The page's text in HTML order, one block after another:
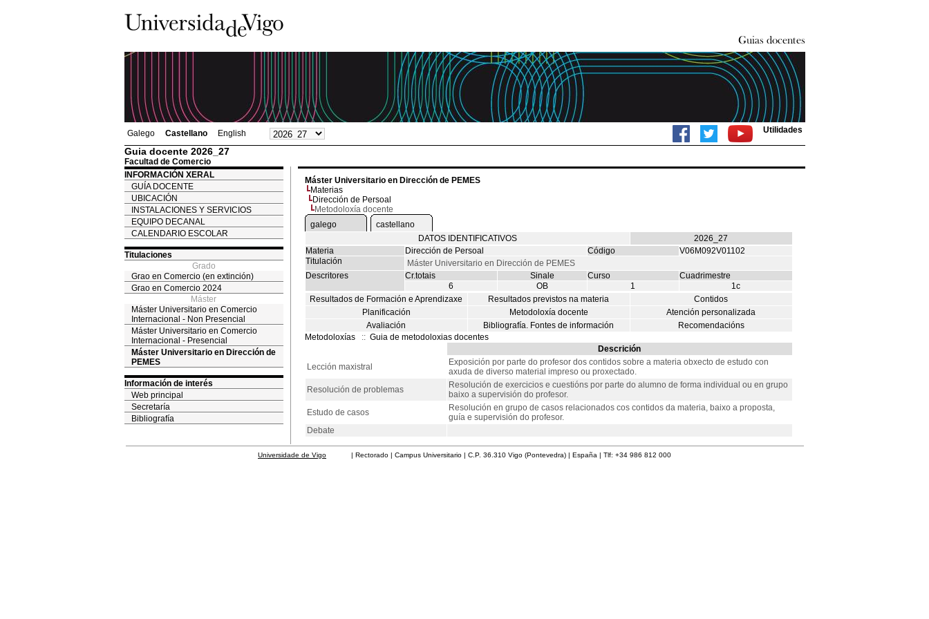
Galego Castellano English Utilidades
Guia docente 2026_27
Facultad de Comercio
INFORMACIÓN XERAL
GUÍA DOCENTE
UBICACIÓN
INSTALACIONES Y SERVICIOS
EQUIPO DECANAL
CALENDARIO ESCOLAR
Titulaciones
Grado
Grao en Comercio (en extinción)
Grao en Comercio 2024
Máster
Máster Universitario en Comercio
Internacional - Non Presencial
Máster Universitario en Comercio
Internacional - Presencial
Máster Universitario en Dirección de
PEMES
Información de interés
Web principal
Secretaría
Bibliografía
Máster Universitario en Dirección de PEMES
Materias
Dirección de Persoal
Metodoloxía docente
galego
castellano
DATOS IDENTIFICATIVOS
2026_27
Materia
Dirección de Persoal Código
V06M092V01102
Titulación
Máster Universitario en Dirección de PEMES
Descritores
Cr.totais Sinale Curso
Cuadrimestre
6
OB 1
1c
Resultados de Formación e Aprendizaxe
Resultados previstos na materia
Contidos
Planificación
Metodoloxía docente
Atención personalizada
Avaliación
Bibliografía. Fontes de información
Recomendacións
Metodoloxías
:: Guia de metodoloxias docentes
Descrición
Lección maxistral
Exposición por parte do profesor dos contidos sobre a materia obxecto de estudo con
axuda de diverso material impreso ou proxectado.
Resolución de problemas
Resolución de exercicios e cuestións por parte do alumno de forma individual ou en grupo
baixo a supervisión do profesor.
Estudo de casos
Resolución en grupo de casos relacionados cos contidos da materia, baixo a proposta,
guía e supervisión do profesor.
Debate
Universidade de Vigo | Rectorado | Campus Universitario | C.P. 36.310 Vigo (Pontevedra) | España | Tlf: +34 986 812 000